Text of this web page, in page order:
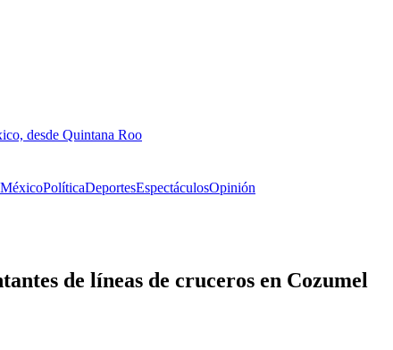
desde Quintana Roo
MéxicoPolíticaDeportesEspectáculosOpinión
de líneas de cruceros en Cozumel